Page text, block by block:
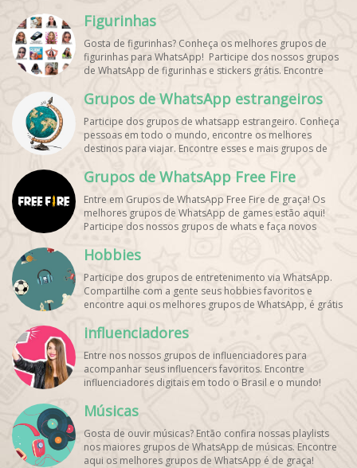
Figurinhas
Gosta de figurinhas? Conheça os melhores grupos de
figurinhas para WhatsApp! Participe dos nossos grupos
de WhatsApp de figurinhas e stickers grátis. Encontre
perfil!
Grupos de WhatsApp estrangeiros
Participe dos grupos de whatsapp estrangeiro. Conheça
pessoas em todo o mundo, encontre os melhores
destinos para viajar. Encontre esses e mais grupos de
Grupos de WhatsApp Free Fire
Entre em Grupos de WhatsApp Free Fire de graça! Os
melhores grupos de WhatsApp de games estão aqui!
Participe dos nossos grupos de whats e faça novos
Hobbies
Participe dos grupos de entretenimento via WhatsApp.
Compartilhe com a gente seus hobbies favoritos e
encontre aqui os melhores grupos de WhatsApp, é grátis
influenciadores
Entre nos nossos grupos de influenciadores para
acompanhar seus influencers favoritos. Encontre
influenciadores digitais em todo o Brasil e o mundo!
Músicas
Gosta de ouvir músicas? Então confira nossas playlists
nos maiores grupos de WhatsApp de músicas. Encontre
aqui os melhores grupos de WhatsApp é de graça!